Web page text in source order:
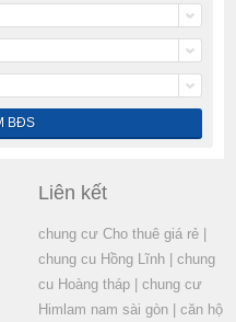
Liên kết
chung cư Cho thuê giá rẻ|
chung cu Hồng Lĩnh| chung
cu Hoàng tháp| chung cư
Himlam nam sài gòn| căn hộ